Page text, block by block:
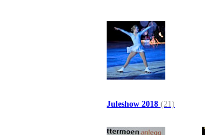
Juleshow 2018 (21)